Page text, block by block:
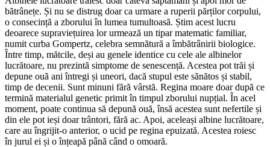
bătrânețe. Și nu se distrug doar ca urmare a ruperii părților corpului,
o consecință a zborului în lumea tumultoasă. Știm acest lucru
deoarece supraviețuirea lor urmează un tipar matematic familiar,
numit curba Gompertz, celebra semnătură a îmbătrânirii biologice.
Între timp, mătcile, deși au genele identice cu cele ale albinelor
lucrătoare, nu prezintă simptome de senescență. Acestea pot trăi și
depune ouă ani întregi și uneori, dacă stupul este sănătos și stabil,
timp de decenii. Sunt minuni fără vârstă. Regina moare doar după ce
termină materialul genetic primit în timpul zborului nupțial. În acel
moment, poate continua să depună ouă, însă acestea sunt nefertile și
din ele pot ieși doar trântori, fără ac. Apoi, aceleași albine lucrătoare,
care au îngrijit-o anterior, o ucid pe regina epuizată. Acestea roiesc
în jurul ei și o înțeapă până când o omoară.